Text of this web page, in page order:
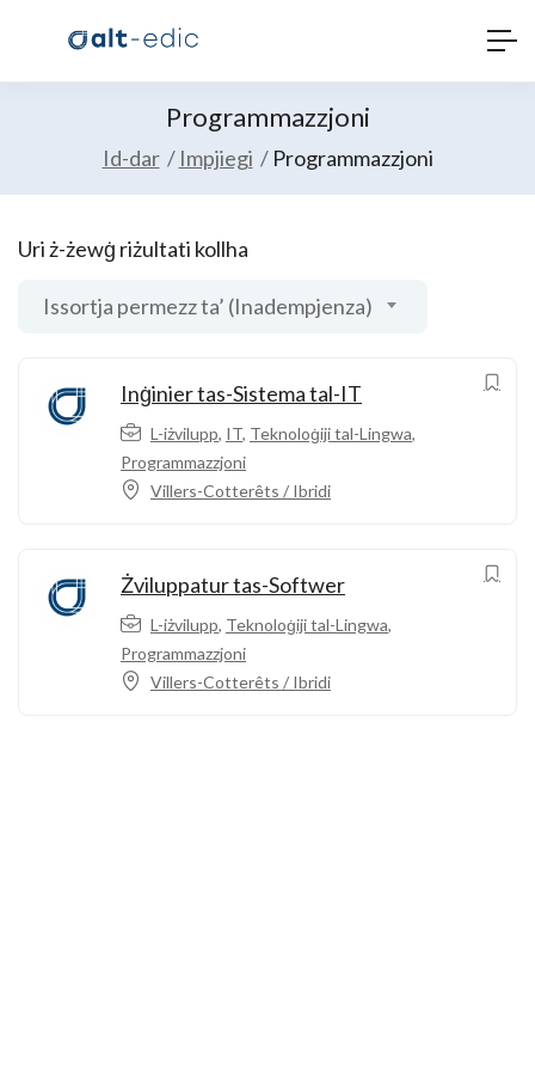
Programmazzjoni
Id-dar Impjiegi Programmazzjoni
Uri ż-żewġ riżultati kollha
Issortja permezz ta’ (Inadempjenza)
Inġinier tas-Sistema tal-IT
L-iżvilupp, IT, Teknoloġiji tal-Lingwa,
Programmazzjoni
Villers-Cotterêts / Ibridi
Żviluppatur tas-Softwer
L-iżvilupp, Teknoloġiji tal-Lingwa,
Programmazzjoni
Villers-Cotterêts / Ibridi